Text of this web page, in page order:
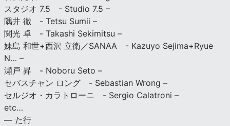
スタジオ 7.5 - Studio 7.5 –
隅井 徹 - Tetsu Sumii –
関光 卓 - Takashi Sekimitsu –
妹島 和世+西沢 立衛／SANAA - Kazuyo Sejima+Ryue
N… –
瀬戸 昇 - Noboru Seto –
セバスチャン ロング - Sebastian Wrong –
セルジオ・カラトローニ - Sergio Calatroni –
etc…
— た行